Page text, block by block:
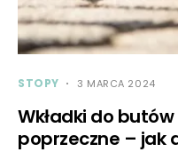
STOPY 3 MARCA 2024
Wkładki do
poprzeczne – jak